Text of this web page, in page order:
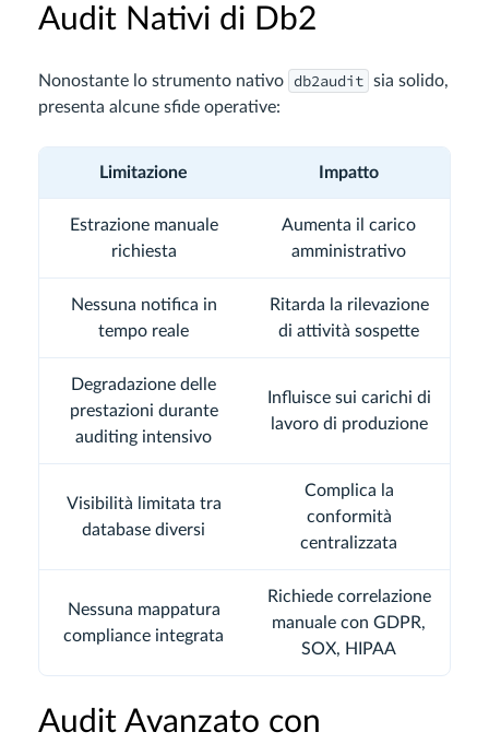
Audit Nativi di Db2
Nonostante lo strumento nativo db2audit sia solido,
presenta alcune sfide operative:
Limitazione Impatto
Estrazione manuale
richiesta
Aumenta il carico
amministrativo
Nessuna notifica in
tempo reale
Ritarda la rilevazione
di attività sospette
Degradazione delle
prestazioni durante
auditing intensivo
Influisce sui carichi di
lavoro di produzione
Visibilità limitata tra
database diversi
Complica la
conformità
centralizzata
Nessuna mappatura
compliance integrata
Richiede correlazione
manuale con GDPR,
SOX, HIPAA
Audit Avanzato con